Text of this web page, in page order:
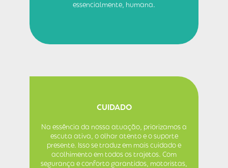
essencialmente, humana.
CUIDADO
Na essência da nossa atuação, priorizamos a
escuta ativa, o olhar atento e o suporte
presente. Isso se traduz em mais cuidado e
acolhimento em todos os trajetos. Com
segurança e conforto garantidos, motoristas,